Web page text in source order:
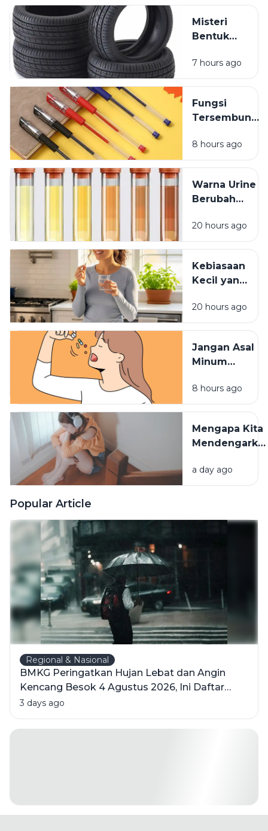
Misteri
Bentuk
Kendaraan
yang
Dipikirkan
7 hours ago
Fungsi
Tersembunyi
pada Tutup
Pulpen
8 hours ago
Warna Urine
Berubah
Minum
Vitamin? Ini
Penjelasannya
20 hours ago
Kebiasaan
Kecil yang
Vitamin
Tidak
Maksimal
20 hours ago
Jangan Asal
Minum
Waktu
Konsumsinya
Berpengaruh
8 hours ago
Mengapa Kita
Saat Hati
Sedang
a day ago
Popular Article
Regional & Nasional
BMKG Peringatkan Hujan Lebat dan Angin
Kencang Besok 4 Agustus 2026, Ini Daftar
Wilayahnya
3 days ago